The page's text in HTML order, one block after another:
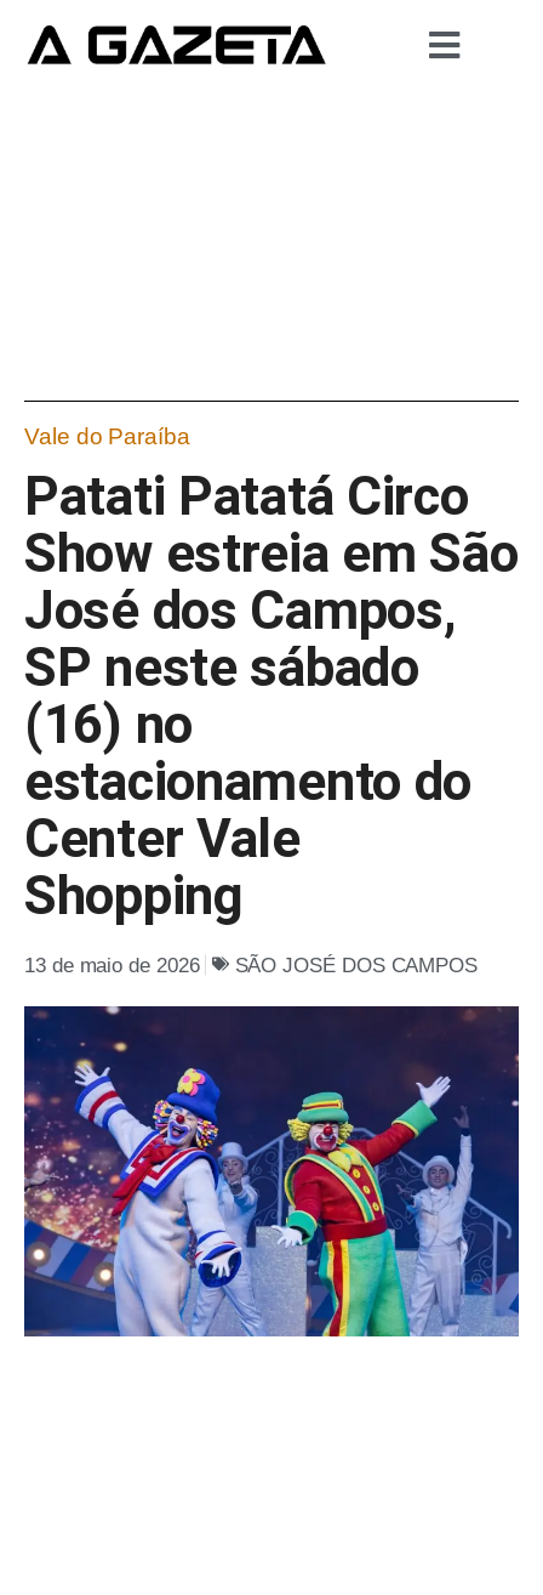
Vale do Paraíba
Patati Patatá Circo
Show estreia em São
José dos Campos,
SP neste sábado
(16) no
estacionamento do
Center Vale
Shopping
13 de maio de 2026 SÃO JOSÉ DOS CAMPOS